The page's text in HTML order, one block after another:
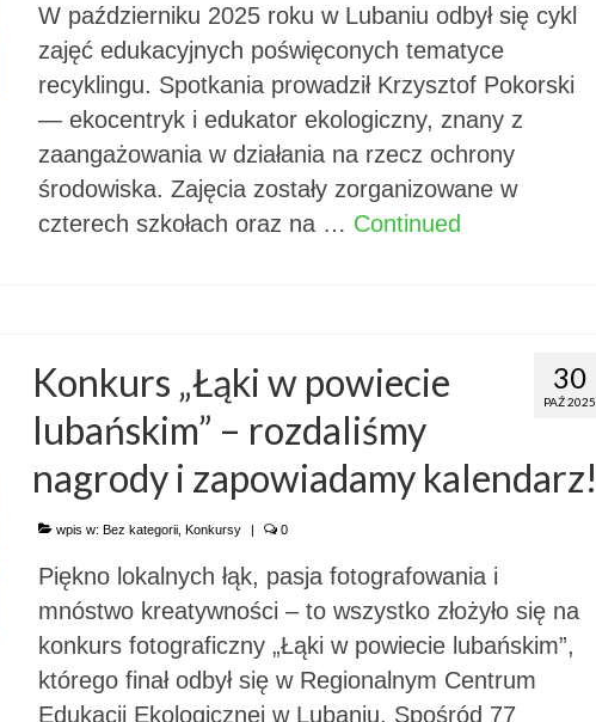
W październiku 2025 roku w Lubaniu odbył się cykl
zajęć edukacyjnych poświęconych tematyce
recyklingu. Spotkania prowadził Krzysztof Pokorski
— ekocentryk i edukator ekologiczny, znany z
zaangażowania w działania na rzecz ochrony
środowiska. Zajęcia zostały zorganizowane w
czterech szkołach oraz na … Continued
30
PAŹ 2025
Konkurs „Łąki w powiecie
lubańskim” – rozdaliśmy
nagrody i zapowiadamy kalendarz!
wpis w: Bez kategorii, Konkursy 0
Piękno lokalnych łąk, pasja fotografowania i
mnóstwo kreatywności – to wszystko złożyło się na
konkurs fotograficzny „Łąki w powiecie lubańskim”,
którego finał odbył się w Regionalnym Centrum
Edukacji Ekologicznej w Lubaniu. Spośród 77